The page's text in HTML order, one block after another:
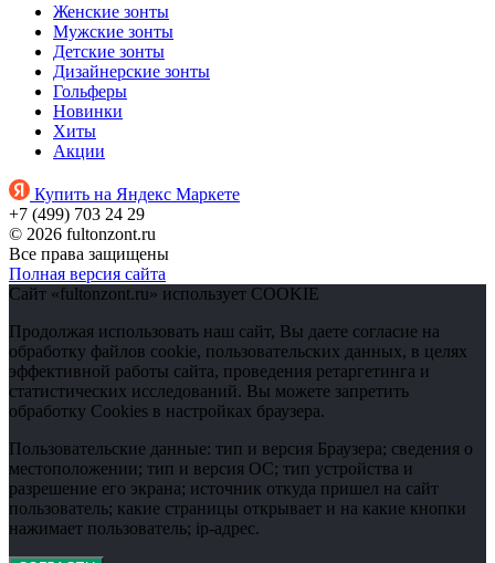
Женские зонты
Мужские зонты
Детские зонты
Дизайнерские зонты
Гольферы
Новинки
Хиты
Акции
Купить на Яндекс Маркете
+7 (499) 703 24 29
© 2026 fultonzont.ru
Все права защищены
Полная версия сайта
Сайт «fultonzont.ru» использует COOKIE
Продолжая использовать наш сайт, Вы даете согласие на
обработку файлов cookie, пользовательских данных, в целях
эффективной работы сайта, проведения ретаргетинга и
статистических исследований. Вы можете запретить
обработку Cookies в настройках браузера.
Пользовательские данные: тип и версия Браузера; сведения о
местоположении; тип и версия ОС; тип устройства и
разрешение его экрана; источник откуда пришел на сайт
пользователь; какие страницы открывает и на какие кнопки
нажимает пользователь; ip-адрес.